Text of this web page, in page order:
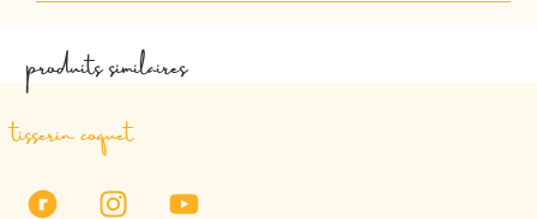
produits similaires
tisserin coquet